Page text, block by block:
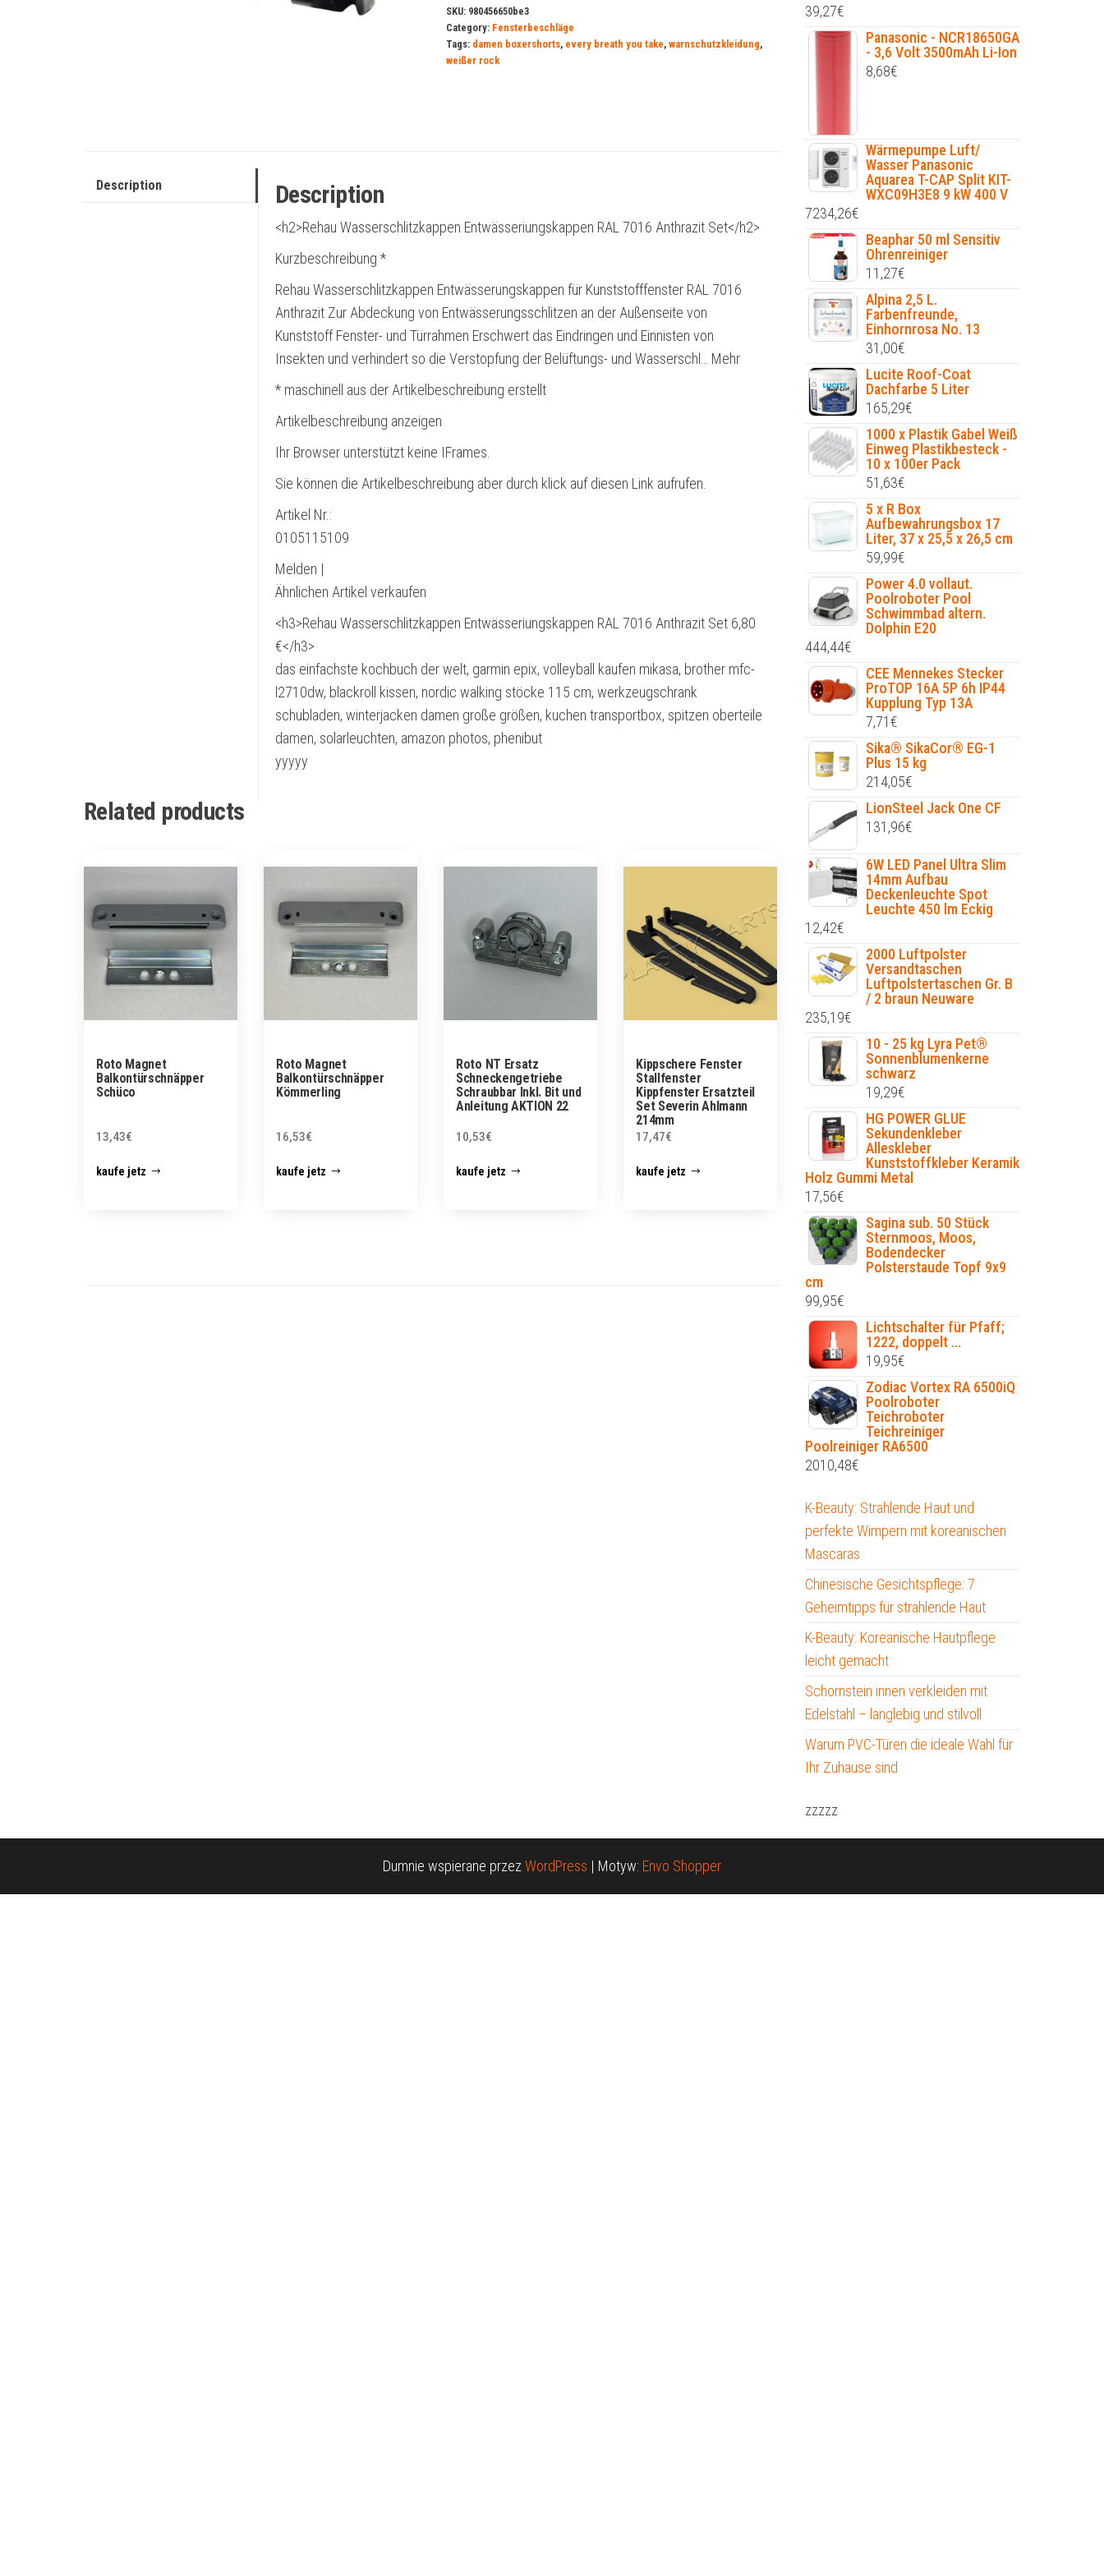
SKU: 980456650be3
Category: Fensterbeschläge
Tags: damen boxershorts, every breath you take, warnschutzkleidung,
weißer rock
Description Description
<h2>Rehau Wasserschlitzkappen Entwässeriungskappen RAL 7016 Anthrazit Set</h2>
Kurzbeschreibung *
Rehau Wasserschlitzkappen Entwässerungskappen für Kunststofffenster RAL 7016
Anthrazit Zur Abdeckung von Entwässerungsschlitzen an der Außenseite von
Kunststoff Fenster- und Türrahmen Erschwert das Eindringen und Einnisten von
Insekten und verhindert so die Verstopfung der Belüftungs- und Wasserschl… Mehr
* maschinell aus der Artikelbeschreibung erstellt
Artikelbeschreibung anzeigen
Ihr Browser unterstützt keine IFrames.
Sie können die Artikelbeschreibung aber durch klick auf diesen Link aufrufen.
Artikel Nr.:
0105115109
Melden |
Ähnlichen Artikel verkaufen
<h3>Rehau Wasserschlitzkappen Entwässeriungskappen RAL 7016 Anthrazit Set 6,80
€</h3>
das einfachste kochbuch der welt, garmin epix, volleyball kaufen mikasa, brother mfc-
l2710dw, blackroll kissen, nordic walking stöcke 115 cm, werkzeugschrank
schubladen, winterjacken damen große größen, kuchen transportbox, spitzen oberteile
damen, solarleuchten, amazon photos, phenibut
yyyyy
Related products
Roto Magnet
Balkontürschnäpper
Schüco
13,43€
kaufe jetz
Roto Magnet
Balkontürschnäpper
Kömmerling
16,53€
kaufe jetz
Roto NT Ersatz
Schneckengetriebe
Schraubbar Inkl. Bit und
Anleitung AKTION 22
10,53€
kaufe jetz
Kippschere Fenster
Stallfenster
Kippfenster Ersatzteil
Set Severin Ahlmann
214mm
17,47€
kaufe jetz
39,27€
Panasonic - NCR18650GA
- 3,6 Volt 3500mAh Li-Ion
8,68€
Wärmepumpe Luft/
Wasser Panasonic
Aquarea T-CAP Split KIT-
WXC09H3E8 9 kW 400 V
7234,26€
Beaphar 50 ml Sensitiv
Ohrenreiniger
11,27€
Alpina 2,5 L.
Farbenfreunde,
Einhornrosa No. 13
31,00€
Lucite Roof-Coat
Dachfarbe 5 Liter
165,29€
1000 x Plastik Gabel Weiß
Einweg Plastikbesteck -
10 x 100er Pack
51,63€
5 x R Box
Aufbewahrungsbox 17
Liter, 37 x 25,5 x 26,5 cm
59,99€
Power 4.0 vollaut.
Poolroboter Pool
Schwimmbad altern.
Dolphin E20
444,44€
CEE Mennekes Stecker
ProTOP 16A 5P 6h IP44
Kupplung Typ 13A
7,71€
Sika® SikaCor® EG-1
Plus 15 kg
214,05€
LionSteel Jack One CF
131,96€
6W LED Panel Ultra Slim
14mm Aufbau
Deckenleuchte Spot
Leuchte 450 lm Eckig
12,42€
2000 Luftpolster
Versandtaschen
Luftpolstertaschen Gr. B
/ 2 braun Neuware
235,19€
10 - 25 kg Lyra Pet®
Sonnenblumenkerne
schwarz
19,29€
HG POWER GLUE
Sekundenkleber
Alleskleber
Kunststoffkleber Keramik
Holz Gummi Metal
17,56€
Sagina sub. 50 Stück
Sternmoos, Moos,
Bodendecker
Polsterstaude Topf 9x9
cm
99,95€
Lichtschalter für Pfaff;
1222, doppelt ...
19,95€
Zodiac Vortex RA 6500iQ
Poolroboter
Teichroboter
Teichreiniger
Poolreiniger RA6500
2010,48€
K-Beauty: Strahlende Haut und
perfekte Wimpern mit koreanischen
Mascaras
Chinesische Gesichtspflege: 7
Geheimtipps für strahlende Haut
K-Beauty: Koreanische Hautpflege
leicht gemacht
Schornstein innen verkleiden mit
Edelstahl – langlebig und stilvoll
Warum PVC-Türen die ideale Wahl für
Ihr Zuhause sind
zzzzz
Dumnie wspierane przez WordPress | Motyw: Envo Shopper